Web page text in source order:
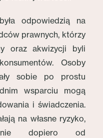
odpowiedzią na
prawnych, którzy
oraz akwizycji byli
Osoby
sobie po prostu
wsparciu mogą
i świadczenia.
na własne ryzyko,
dopiero od